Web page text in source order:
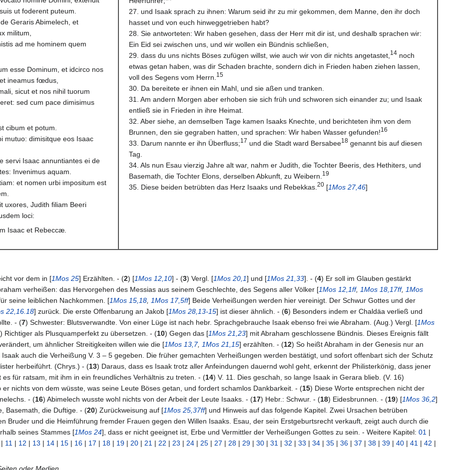
ut foderent puteum.
Geraris Abimelech, et
militum,
ad me hominem quem
esse Dominum, et idcirco nos
ineamus fœdus,
sicut et nos nihil tuorum
sed cum pace dimisimus
cibum et potum.
mutuo: dimisitque eos Isaac
servi Isaac annuntiantes ei de
Invenimus aquam.
et nomen urbi impositum est
uxores, Judith filiam Beeri
loci:
Isaac et Rebeccæ.
27. und Isaak sprach zu ihnen: Warum seid ihr zu mir gekommen, dem Manne, den ihr doch
hasset und von euch hinweggetrieben habt?
28. Sie antworteten: Wir haben gesehen, dass der Herr mit dir ist, und deshalb sprachen wir:
Ein Eid sei zwischen uns, und wir wollen ein Bündnis schließen,
29. dass du uns nichts Böses zufügen willst, wie auch wir von dir nichts angetastet, 14 noch
etwas getan haben, was dir Schaden brachte, sondern dich in Frieden haben ziehen lassen,
voll des Segens vom Herrn. 15
30. Da bereitete er ihnen ein Mahl, und sie aßen und tranken.
31. Am andern Morgen aber erhoben sie sich früh und schworen sich einander zu; und Isaak
entließ sie in Frieden in ihre Heimat.
32. Aber siehe, an demselben Tage kamen Isaaks Knechte, und berichteten ihm von dem
Brunnen, den sie gegraben hatten, und sprachen: Wir haben Wasser gefunden!16
33. Darum nannte er ihn Überfluss;17 und die Stadt ward Bersabee18 genannt bis auf diesen
Tag.
34. Als nun Esau vierzig Jahre alt war, nahm er Judith, die Tochter Beeris, des Hethiters, und
Basemath, die Tochter Elons, derselben Abkunft, zu Weibern. 19
35. Diese beiden betrübten das Herz Isaaks und Rebekkas. 20 [1Mos 27,46]
vor dem in [1Mos 25] Erzählten. - (2) [1Mos 12,10] - (3) Vergl. [1Mos 20,1] und [1Mos 21,33]. - (4) Er soll im Glauben gestärkt
verheißen: das Hervorgehen des Messias aus seinem Geschlechte, des Segens aller Völker [1Mos 12,1ff, 1Mos 18,17ff, 1Mos
seine leiblichen Nachkommen. [1Mos 15,18 1Mos 17,5ff] Beide Verheißungen werden hier vereinigt. Der Schwur Gottes und der
22,16.18] zurück. Die erste Offenbarung an Jakob [1Mos 28,13-15] ist dieser ähnlich. - (6) Besonders indem er Chaldäa verließ und
- (7) Schwester: Blutsverwandte. Von einer Lüge ist nach hebr. Sprachgebrauche Isaak ebenso frei wie Abraham. (Aug.) Vergl. [1Mos
) Richtiger als Plusquamperfekt zu übersetzen. - (10) Gegen das [1Mos 21,23] mit Abraham geschlossene Bündnis. Dieses Ereignis fällt
um ähnlicher Streitigkeiten willen wie die [1Mos 13,7, 1Mos 21,15] erzählten. - (12) So heißt Abraham in der Genesis nur an
auch die Verheißung V. 3 – 5 gegeben. Die früher gemachten Verheißungen werden bestätigt, und sofort offenbart sich der Schutz
herbeiführt. (Chrys.) - (13) Daraus, dass es Isaak trotz aller Anfeindungen dauernd wohl geht, erkennt der Philisterkönig, dass jener
für ratsam, mit ihm in ein freundliches Verhältnis zu treten. - (14) V. 11. Dies geschah, so lange Isaak in Gerara blieb. (V. 16)
er nichts von dem wüsste, was seine Leute Böses getan, und fordert schamlos Dankbarkeit. - (15) Diese Worte entsprechen nicht der
- (16) Abimelech wusste wohl nichts von der Arbeit der Leute Isaaks. - (17) Hebr.: Schwur. - (18) Eidesbrunnen. - (19) [1Mos 36,2]
Basemath, die Duftige. - (20) Zurückweisung auf [1Mos 25,37ff] und Hinweis auf das folgende Kapitel. Zwei Ursachen betrüben
Bruder und die Heimführung fremder Frauen gegen den Willen Isaaks. Esau, der sein Erstgeburtsrecht verkauft, zeigt auch durch die
seines Stammes [1Mos 24], dass er nicht geeignet ist, Erbe und Vermittler der Verheißungen Gottes zu sein. - Weitere Kapitel: 01 |
| 11 | 12 | 13 | 14 | 15 | 16 | 17 | 18 | 19 | 20 | 21 | 22 | 23 | 24 | 25 | 27 | 28 | 29 | 30 | 31 | 32 | 33 | 34 | 35 | 36 | 37 | 38 | 39 | 40 | 41 | 42 |